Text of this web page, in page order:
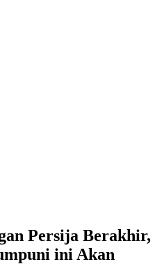
Persija Berakhir,
ini Akan